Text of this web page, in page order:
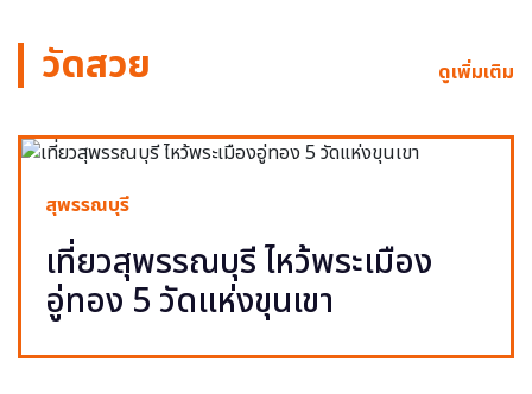
วัดสวย ดูเพิ่มเติม
สุพรรณบุรี
เที่ยวสุพรรณบุรี ไหว้พระเมือง
อู่ทอง 5 วัดแห่งขุนเขา